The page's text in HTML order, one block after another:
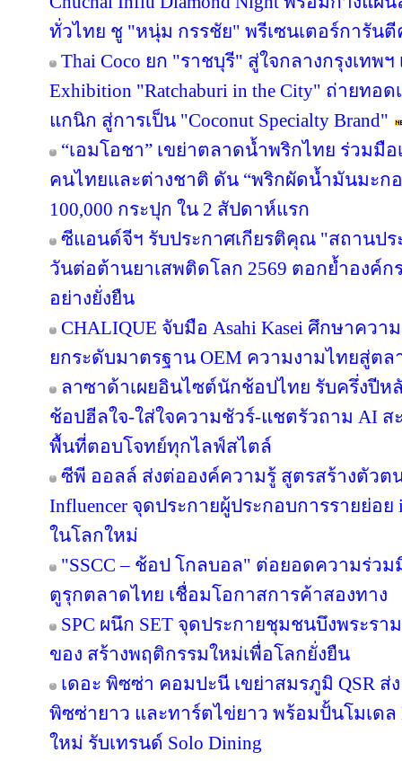
ทั่วไทย ชู "หนุ่ม กรรชัย" พรีเซนเตอร์การัน
Thai Coco ยก "ราชบุรี" สู่ใจกลางกรุงเทพฯ
Exhibition "Ratchaburi in the City" ถ่ายทอ
แกนิก สู่การเป็น "Coconut Specialty Brand"
“เอมโอชา” เขย่าตลาดน้ำพริกไทย ร่วมมื
คนไทยและต่างชาติ ดัน “พริกผัดน้ำมันมะก
100,000 กระปุก ใน 2 สัปดาห์แรก
ซีแอนด์จีฯ รับประกาศเกียรติคุณ "สถานป
วันต่อต้านยาเสพติดโลก 2569 ตอกย้ำองค์
อย่างยั่งยืน
CHALIQUE จับมือ Asahi Kasei ศึกษาคว
ยกระดับมาตรฐาน OEM ความงามไทยสู่ตล
ลาซาด้าเผยอินไซต์นักช้อปไทย รับครึ่งปีห
ช้อปฮีลใจ-ใส่ใจความชัวร์-แชตรัวถาม AI
พื้นที่ตอบโจทย์ทุกไลฟ์สไตล์
ซีพี ออลล์ ส่งต่อองค์ความรู้ สูตรสร้างตัวต
Influencer จุดประกายผู้ประกอบการรายย่อ
ในโลกใหม่
"SSCC – ช้อป โกลบอล" ต่อยอดความร่ว
ตูรุกตลาดไทย เชื่อมโอกาสการค้าสองทาง
SPC ผนึก SET จุดประกายชุมชนบึงพระร
ของ สร้างพฤติกรรมใหม่เพื่อโลกยั่งยืน
เดอะ พิซซ่า คอมปะนี เขย่าสมรภูมิ QSR ส่
พิซซ่ายาว และทาร์ตไข่ยาว พร้อมปั้นโมเดล
ใหม่ รับเทรนด์ Solo Dining